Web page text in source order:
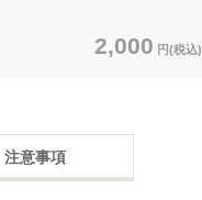
2,000 円(税込)
注意事項